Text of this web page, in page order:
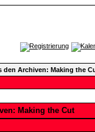
den Archiven: Making the
Making the Cut